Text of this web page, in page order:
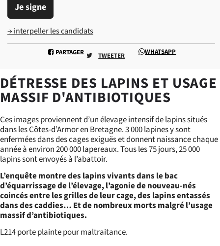
Je signe
→ interpeller les candidats
PARTAGER TWEETER WHATSAPP
DÉTRESSE DES LAPINS ET USAGE
MASSIF D'ANTIBIOTIQUES
Ces images proviennent d’un élevage intensif de lapins situés
dans les Côtes-d’Armor en Bretagne. 3 000 lapines y sont
enfermées dans des cages exiguës et donnent naissance chaque
année à environ 200 000 lapereaux. Tous les 75 jours, 25 000
lapins sont envoyés à l’abattoir.
L’enquête montre des lapins vivants dans le bac
d’équarrissage de l’élevage, l’agonie de nouveau-nés
coincés entre les grilles de leur cage, des lapins entassés
dans des caddies… Et de nombreux morts malgré l’usage
massif d’antibiotiques.
L214 porte plainte pour maltraitance.